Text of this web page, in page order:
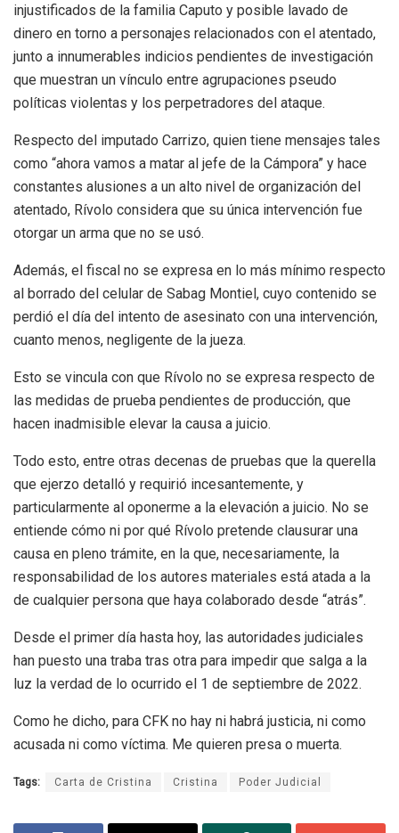
injustificados de la familia Caputo y posible lavado de
dinero en torno a personajes relacionados con el atentado,
junto a innumerables indicios pendientes de investigación
que muestran un vínculo entre agrupaciones pseudo
políticas violentas y los perpetradores del ataque.
Respecto del imputado Carrizo, quien tiene mensajes tales
como “ahora vamos a matar al jefe de la Cámpora” y hace
constantes alusiones a un alto nivel de organización del
atentado, Rívolo considera que su única intervención fue
otorgar un arma que no se usó.
Además, el fiscal no se expresa en lo más mínimo respecto
al borrado del celular de Sabag Montiel, cuyo contenido se
perdió el día del intento de asesinato con una intervención,
cuanto menos, negligente de la jueza.
Esto se vincula con que Rívolo no se expresa respecto de
las medidas de prueba pendientes de producción, que
hacen inadmisible elevar la causa a juicio.
Todo esto, entre otras decenas de pruebas que la querella
que ejerzo detalló y requirió incesantemente, y
particularmente al oponerme a la elevación a juicio. No se
entiende cómo ni por qué Rívolo pretende clausurar una
causa en pleno trámite, en la que, necesariamente, la
responsabilidad de los autores materiales está atada a la
de cualquier persona que haya colaborado desde “atrás”.
Desde el primer día hasta hoy, las autoridades judiciales
han puesto una traba tras otra para impedir que salga a la
luz la verdad de lo ocurrido el 1 de septiembre de 2022.
Como he dicho, para CFK no hay ni habrá justicia, ni como
acusada ni como víctima. Me quieren presa o muerta.
Tags: Carta de Cristina Cristina Poder Judicial